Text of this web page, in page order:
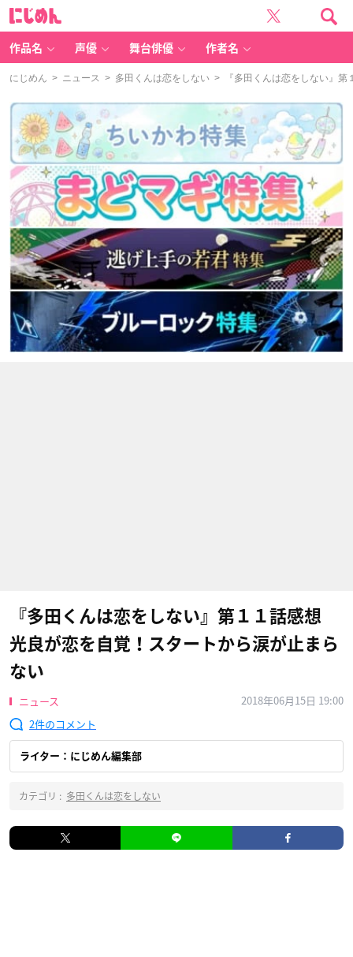
作品名 声優 舞台俳優 作者名
にじめん > ニュース > 多田くんは恋をしない > 『多田くんは恋をしない』
『多田くんは恋をしない』第１１話感想
光良が恋を自覚！スタートから涙が止まら
ない
ニュース
2018年06月15日 19:00
2
ライター：にじめん編集部
カテゴリ : 多田くんは恋をしない